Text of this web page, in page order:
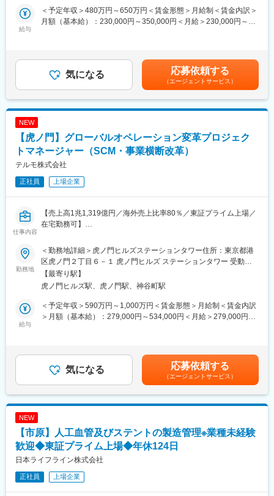
心臓循環器分野のカテーテルを中心に脳外科・消化器・泌尿器な
どの分野に関わる診断・治療用医療機器の開発等で医療技術をサ
更に、ニプロ株式会社の親会社ということもあり、海外でユニー
クなアイディアと技術を有するベンチャーメーカーを積極的に買
2026年4月以降は「株式会社グッドマン」から社名が変更とな
り、「ニプロバスキュラー株式会社」となりました。勤務地も含
めその他変更点はございません。
■業務詳細：
算関連）
◇システムの運用管理（SAP、MES、マニュアル管理）
◇他部署との調整業務（製造部門、品質部門、管理部門、本社）
抗がん剤など医療用医薬品約800品目を扱い、全国約8,000病院、
5万8,000軒の保険薬局に採用されています。
「なによりも患者さんのために」を企業理念に、高い製剤技術
に応え、安心して使用できる製品を日夜追求しています。
給与
＜予定年収＞480万円～650万円＜賃金形態＞月給制＜賃金内訳＞
月額（基本給）：230,000円～350,000円＜月給＞230,000円～
があります。月給(月額)は固定手当を含めた表記です。
気になる 応募依頼する
（エージェントサービス）
NEW
【虎ノ門】グローバルオペレーション変革プロジェク
トマネージャー（SCM・事業横断改革）
テルモ株式会社
正社員 上場企業
仕事内容
【売上高1兆1,319億円／海外売上比率80％／東証プライム上場／
在宅勤務可】
心臓血管カンパニーでは、グローバルでの事業成長と安定供給の
両立に向け、部門・拠点・事業を横断したオペレーション変革を
推進しています。経営直轄プロジェクトやグローバルSCM・
S&OP領域の強化に伴い、課題整理から実行推進まで担うプロジ
ェクト人材を募集します。
■組織
（1）Cross-Functional Strategy
国内工場や本部機能と連携し、部門横断プロジェクトや業務改革
■業務内容
【Cross-Functional Strategy】
・全社重要プロジェクトのPMO（計画策定、進捗・課題管理、意
・工場、事業部、本部機能との調整・合意形成
勤務地
＜勤務地詳細＞虎ノ門ヒルズステーションタワー住所：東京都港
区虎ノ門２丁目６－１ 虎ノ門ヒルズ ステーションタワー 受動喫
煙対策：敷地内喫煙可能場所あり変更の範囲：会社の定める事業
所
【最寄り駅】
虎ノ門ヒルズ駅、虎ノ門駅、神谷町駅
給与
＜予定年収＞590万円～1,000万円＜賃金形態＞月給制＜賃金内訳
＞月額（基本給）：279,000円～534,000円＜月給＞279,000円～
格あり（年1回）■職位：一般職～主任職賃金はあくまでも目安の
金額であり、選考を通じて上下する可能性があります。月給(月額)
は固定手当を含めた表記です。
気になる 応募依頼する
（エージェントサービス）
NEW
【市原】人工血管及びステントの製造管理※業種未経験
歓迎◆東証プライム上場◆年休124日
日本ライフライン株式会社
正社員 上場企業